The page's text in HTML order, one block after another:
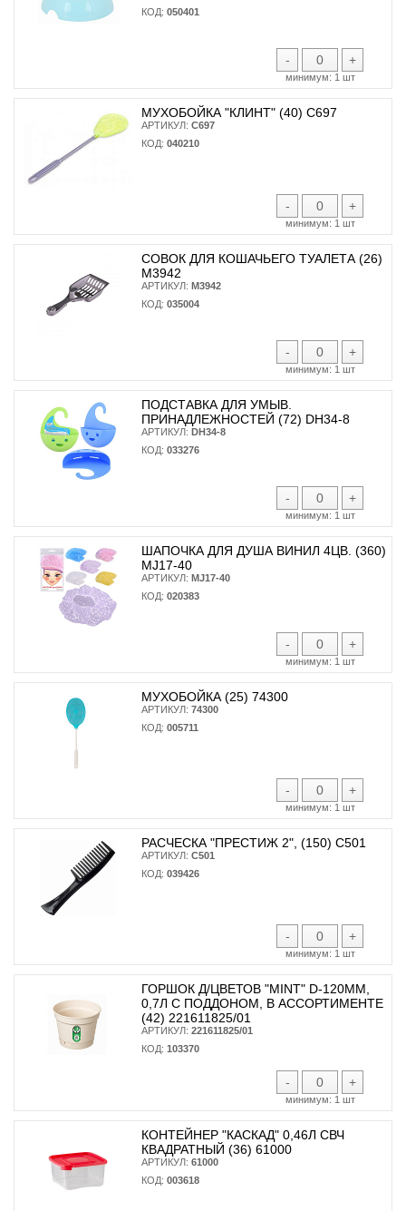
КОД: 050401
- +
минимум: 1 шт
МУХОБОЙКА "КЛИНТ" (40) С697
АРТИКУЛ: С697
КОД: 040210
- +
минимум: 1 шт
СОВОК ДЛЯ КОШАЧЬЕГО ТУАЛЕТА (26)
М3942
АРТИКУЛ: М3942
КОД: 035004
- +
минимум: 1 шт
ПОДСТАВКА ДЛЯ УМЫВ.
ПРИНАДЛЕЖНОСТЕЙ (72) DH34-8
АРТИКУЛ: DH34-8
КОД: 033276
- +
минимум: 1 шт
ШАПОЧКА ДЛЯ ДУША ВИНИЛ 4ЦВ. (360)
MJ17-40
АРТИКУЛ: MJ17-40
КОД: 020383
- +
минимум: 1 шт
МУХОБОЙКА (25) 74300
АРТИКУЛ: 74300
КОД: 005711
- +
минимум: 1 шт
РАСЧЕСКА "ПРЕСТИЖ 2", (150) С501
АРТИКУЛ: С501
КОД: 039426
- +
минимум: 1 шт
ГОРШОК Д/ЦВЕТОВ "MINT" D-120ММ,
0,7Л С ПОДДОНОМ, В АССОРТИМЕНТЕ
(42) 221611825/01
АРТИКУЛ: 221611825/01
КОД: 103370
- +
минимум: 1 шт
КОНТЕЙНЕР "КАСКАД" 0,46Л СВЧ
КВАДРАТНЫЙ (36) 61000
АРТИКУЛ: 61000
КОД: 003618